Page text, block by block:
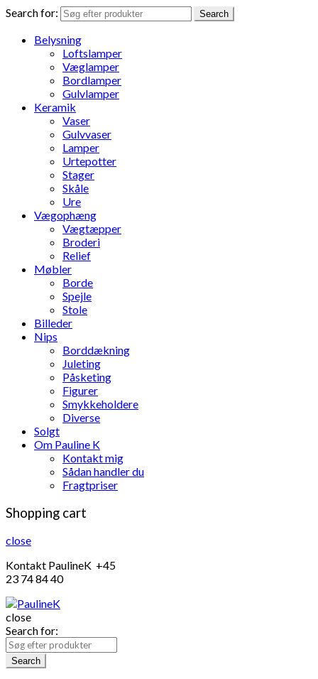
Search for: Search
Belysning
Loftslamper
Væglamper
Bordlamper
Gulvlamper
Keramik
Vaser
Gulvvaser
Lamper
Urtepotter
Stager
Skåle
Ure
Vægophæng
Vægtæpper
Broderi
Relief
Møbler
Borde
Spejle
Stole
Billeder
Nips
Borddækning
Juleting
Påsketing
Figurer
Smykkeholdere
Diverse
Solgt
Om Pauline K
Kontakt mig
Sådan handler du
Fragtpriser
Shopping cart
close
Kontakt PaulineK +45
23 74 84 40
close
Search for:
Search